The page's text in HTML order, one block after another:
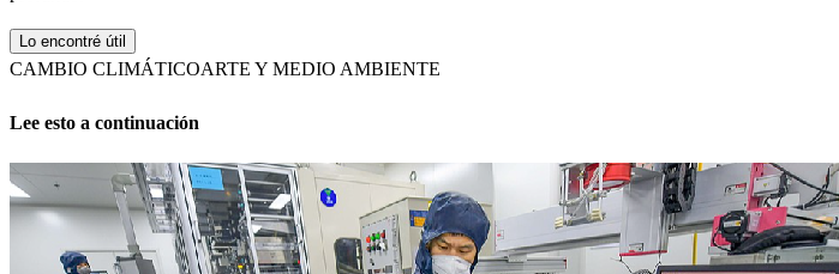
Lo encontré útil
CAMBIO CLIMÁTICOARTE Y MEDIO AMBIENTE
Lee esto a continuación